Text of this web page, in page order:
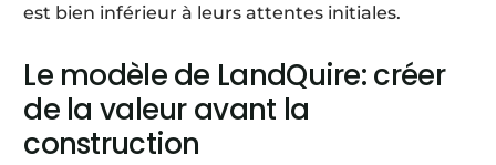
est bien inférieur à leurs attentes initiales.
Le modèle de LandQuire: créer
de la valeur avant la
construction